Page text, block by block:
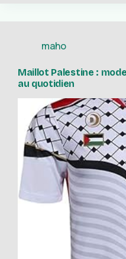
maho
Maillot Palestine :
au quotidien